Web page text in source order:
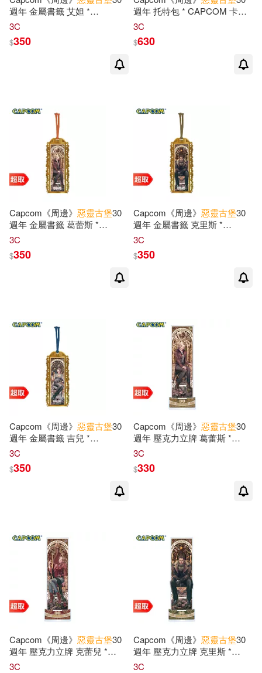
週年 金屬書籤 艾妲 *
CAPCOM 卡普空 * 台灣代理
3C
$350
週年 托特包 * CAPCOM 卡普
空 * 台灣代理版
3C
$630
Capcom《周邊》 惡靈古堡30
週年 金屬書籤 葛蕾斯 *
CAPCOM 卡普空 * 台灣代理
3C
$350
Capcom《周邊》 惡靈古堡30
週年 金屬書籤 克里斯 *
CAPCOM 卡普空 * 台灣代理
3C
$350
Capcom《周邊》 惡靈古堡30
週年 金屬書籤 吉兒 *
CAPCOM 卡普空 * 台灣代理
3C
$350
Capcom《周邊》 惡靈古堡30
週年 壓克力立牌 葛蕾斯 *
CAPCOM 卡普空 * 台灣代理
3C
$330
Capcom《周邊》 惡靈古堡30
週年 壓克力立牌 克蕾兒 *
CAPCOM 卡普空 * 台灣代理
3C
Capcom《周邊》 惡靈古堡30
週年 壓克力立牌 克里斯 *
CAPCOM 卡普空 * 台灣代理
3C